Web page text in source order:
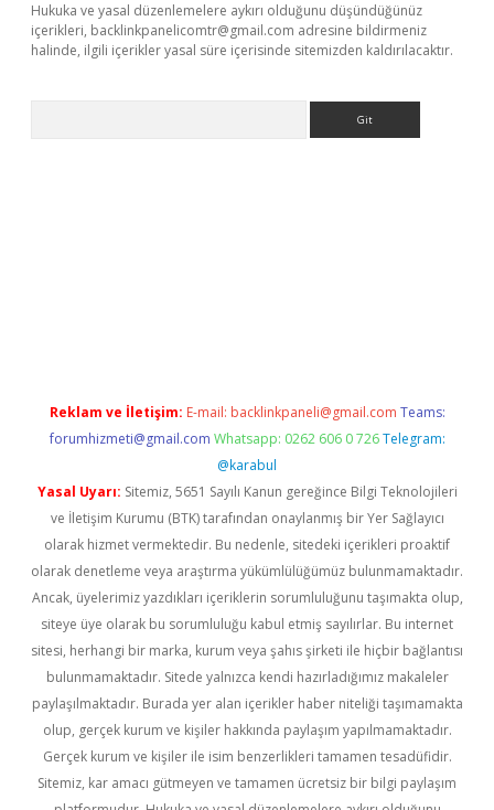
Hukuka ve yasal düzenlemelere aykırı olduğunu düşündüğünüz
içerikleri, backlinkpanelicomtr@gmail.com adresine bildirmeniz
halinde, ilgili içerikler yasal süre içerisinde sitemizden kaldırılacaktır.
Reklam ve İletişim: E-mail: backlinkpaneli@gmail.com Teams:
forumhizmeti@gmail.com Whatsapp: 0262 606 0 726 Telegram:
@karabul
Yasal Uyarı: Sitemiz, 5651 Sayılı Kanun gereğince Bilgi Teknolojileri
ve İletişim Kurumu (BTK) tarafından onaylanmış bir Yer Sağlayıcı
olarak hizmet vermektedir. Bu nedenle, sitedeki içerikleri proaktif
olarak denetleme veya araştırma yükümlülüğümüz bulunmamaktadır.
Ancak, üyelerimiz yazdıkları içeriklerin sorumluluğunu taşımakta olup,
siteye üye olarak bu sorumluluğu kabul etmiş sayılırlar. Bu internet
sitesi, herhangi bir marka, kurum veya şahıs şirketi ile hiçbir bağlantısı
bulunmamaktadır. Sitede yalnızca kendi hazırladığımız makaleler
paylaşılmaktadır. Burada yer alan içerikler haber niteliği taşımamakta
olup, gerçek kurum ve kişiler hakkında paylaşım yapılmamaktadır.
Gerçek kurum ve kişiler ile isim benzerlikleri tamamen tesadüfidir.
Sitemiz, kar amacı gütmeyen ve tamamen ücretsiz bir bilgi paylaşım